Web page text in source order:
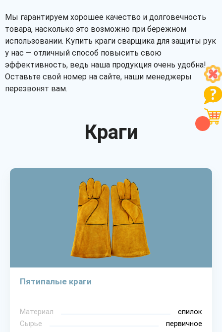
Мы гарантируем хорошее качество и долговечность
товара, насколько это возможно при бережном
использовании. Купить краги сварщика для защиты рук
у нас — отличный способ повысить свою
эффективность, ведь наша продукция очень удобна!
Оставьте свой номер на сайте, наши менеджеры
перезвонят вам.
Краги
Пятипалые краги
Материал
спилок
Сырье
первичное